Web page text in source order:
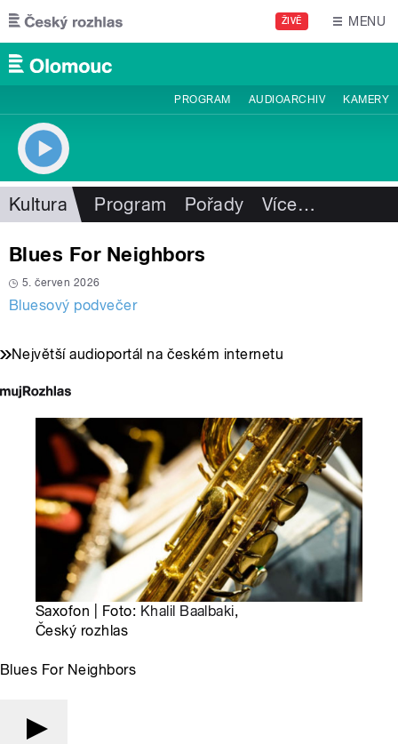
Přejít k hlavnímu obsahu
ŽIVĚ MENU
PROGRAM AUDIOARCHIV KAMERY
Kultura Program Pořady Více…
Blues For Neighbors
5. červen 2026
Bluesový podvečer
Největší audioportál na českém internetu
Saxofon | Foto: Khalil Baalbaki,
Český rozhlas
Blues For Neighbors